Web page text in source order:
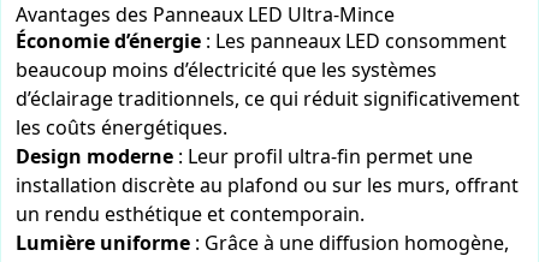
Avantages des Panneaux LED Ultra-Mince
Économie d’énergie : Les panneaux LED consomment
beaucoup moins d’électricité que les systèmes
d’éclairage traditionnels, ce qui réduit significativement
les coûts énergétiques.
Design moderne : Leur profil ultra-fin permet une
installation discrète au plafond ou sur les murs, offrant
un rendu esthétique et contemporain.
Lumière uniforme : Grâce à une diffusion homogène,